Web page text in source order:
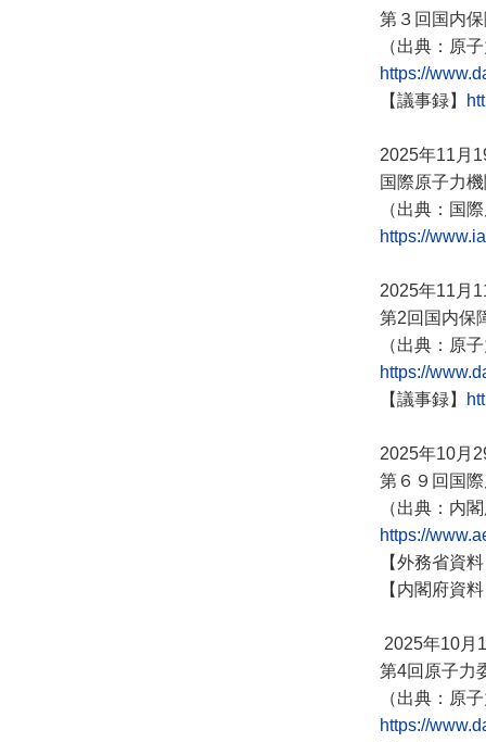
第３回国内
（出典： 原
https://
【議事録】
2025年11月
国際原子力
（出典：国
https://
2025年11月
第2回国内保
（出典：原
https://
【議事録】
2025年10月
第６９回国
（出典：内
https://
【外務省資
【内閣府資
2025年10月
第4回原子力
（出典：原
https://